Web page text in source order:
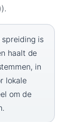
spreiding is
haalt de
in
lokale
om de